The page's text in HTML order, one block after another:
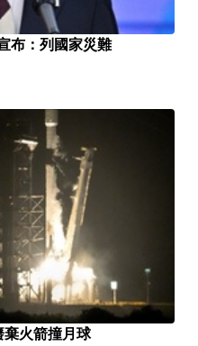
布：列國家災難
火箭撞月球